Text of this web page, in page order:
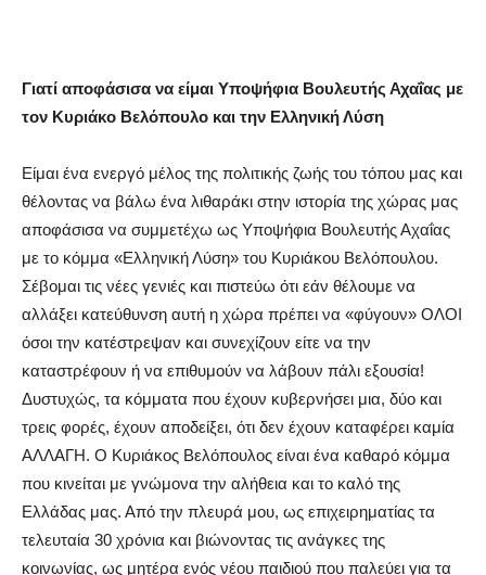
Γιατί αποφάσισα να είμαι Υποψήφια Βουλευτής Αχαΐας με
τον Κυριάκο Βελόπουλο και την Ελληνική Λύση
Είμαι ένα ενεργό μέλος της πολιτικής ζωής του τόπου μας και
θέλοντας να βάλω ένα λιθαράκι στην ιστορία της χώρας μας
αποφάσισα να συμμετέχω ως Υποψήφια Βουλευτής Αχαΐας
με το κόμμα «Ελληνική Λύση» του Κυριάκου Βελόπουλου.
Σέβομαι τις νέες γενιές και πιστεύω ότι εάν θέλουμε να
αλλάξει κατεύθυνση αυτή η χώρα πρέπει να «φύγουν» ΟΛΟΙ
όσοι την κατέστρεψαν και συνεχίζουν είτε να την
καταστρέφουν ή να επιθυμούν να λάβουν πάλι εξουσία!
Δυστυχώς, τα κόμματα που έχουν κυβερνήσει μια, δύο και
τρεις φορές, έχουν αποδείξει, ότι δεν έχουν καταφέρει καμία
ΑΛΛΑΓΗ. Ο Κυριάκος Βελόπουλος είναι ένα καθαρό κόμμα
που κινείται με γνώμονα την αλήθεια και το καλό της
Ελλάδας μας. Από την πλευρά μου, ως επιχειρηματίας τα
τελευταία 30 χρόνια και βιώνοντας τις ανάγκες της
κοινωνίας, ως μητέρα ενός νέου παιδιού που παλεύει για τα